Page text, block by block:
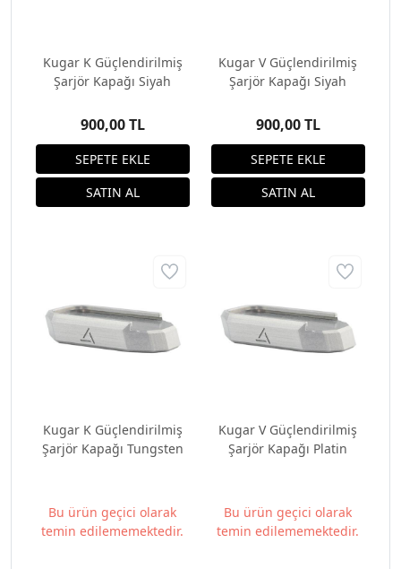
Kugar K Güçlendirilmiş
Şarjör Kapağı Siyah
900,00 TL
Kugar V Güçlendirilmiş
Şarjör Kapağı Siyah
900,00 TL
Kugar K Güçlendirilmiş
Şarjör Kapağı Tungsten
Bu ürün geçici olarak
temin edilememektedir.
Kugar V Güçlendirilmiş
Şarjör Kapağı Platin
Bu ürün geçici olarak
temin edilememektedir.